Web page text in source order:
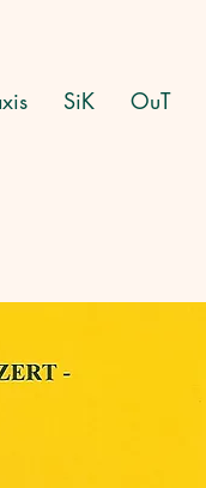
SiK OuT